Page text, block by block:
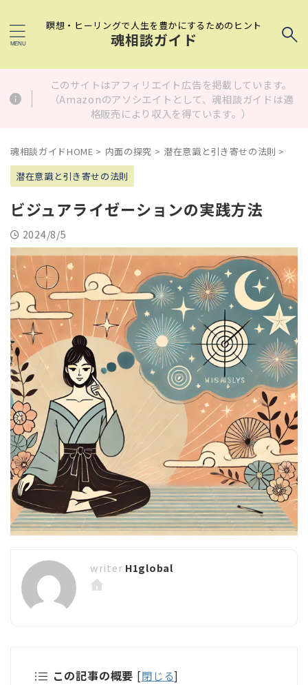
瞑想・ヒーリングで人生を豊かにするためのヒント
魂相談ガイド
このサイトはアフィリエイト広告を掲載しています。
（Amazonのアソシエイトとして、魂相談ガイドは適
格販売により収入を得ています。）
魂相談ガイドHOME > 内面の探究 > 潜在意識と引き寄せの法則 >
潜在意識と引き寄せの法則
ビジュアライゼーションの実践方法
2024/8/5
H1global
この記事の概要 [閉じる]